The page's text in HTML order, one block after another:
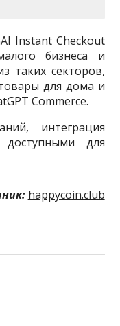
Instant Checkout
бизнеса и
таких секторов,
для дома и
Commerce.
интеграция
для
happycoin.club